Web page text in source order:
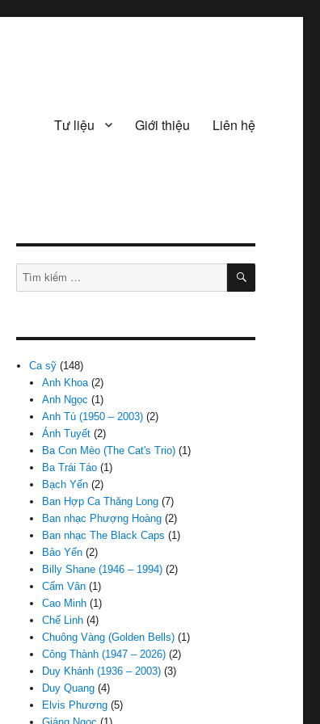
Tư liệu Giới thiệu Liên hệ
Tìm
kiếm:
TÌM
Ca sỹ (148)
Anh Khoa(2)
Anh Ngọc (1)
Anh Tú (1950 – 2003) (2)
Ánh Tuyết (2)
Ba Con Mèo (The Cat's Trio) (1)
Ba Trái Táo (1)
Bạch Yến (2)
Ban Hợp Ca Thăng Long (7)
Ban nhạc Phượng Hoàng (2)
Ban nhạc The Black Caps (1)
Bảo Yến (2)
Billy Shane (1946 – 1994) (2)
Cẩm Vân (1)
Cao Minh (1)
Chế Linh (4)
Chuông Vàng (Golden Bells) (1)
Công Thành (1947 – 2026) (2)
Duy Khánh (1936 – 2003) (3)
Duy Quang (4)
Elvis Phương (5)